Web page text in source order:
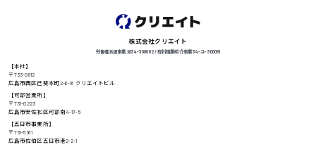
高知県
日給8000円〜
株式会社クリエイト
労働者派遣事業 派34-300062 / 有料職業紹介事業 34-ユ-300091
【本社】
〒733-0812
広島市西区己斐本町2-6-18 クリエイトビル
【可部営業所】
〒731-0223
広島市安佐北区可部南4-17-5
【五日市事業所】
〒731-5161
広島市佐伯区五日市港2-2-1